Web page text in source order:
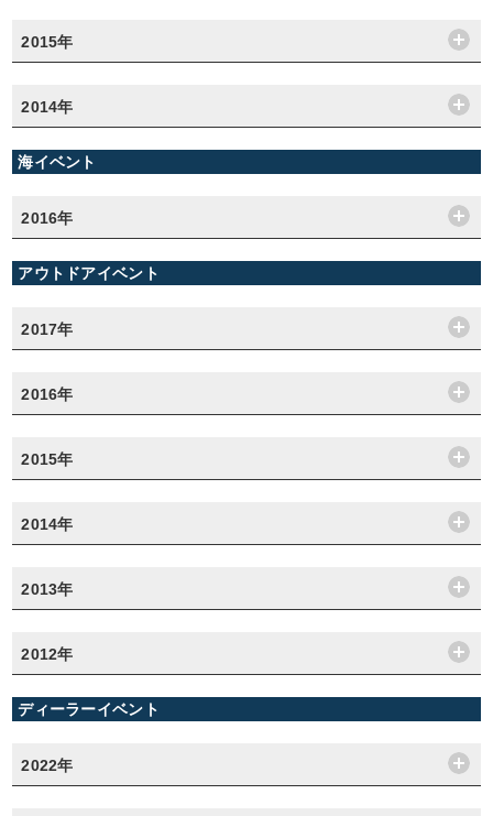
2015年
2014年
海イベント
2016年
アウトドアイベント
2017年
2016年
2015年
2014年
2013年
2012年
ディーラーイベント
2022年